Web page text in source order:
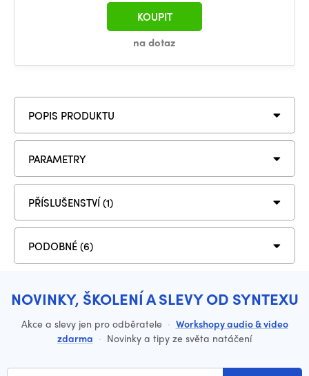
na dotaz
KOUPIT
POPIS PRODUKTU
PARAMETRY
PŘÍSLUŠENSTVÍ (1)
PODOBNÉ (6)
NOVINKY, ŠKOLENÍ A SLEVY OD SYNTEXU
Akce a slevy jen pro odběratele · Workshopy audio & video
zdarma · Novinky a tipy ze světa natáčení